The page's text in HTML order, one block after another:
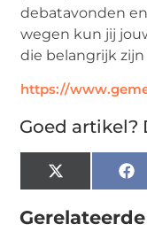
debatavonden
wegen kun jij
die belangrijk
https://
Goed artikel?
X
(Twitter)